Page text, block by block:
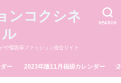
SEARCH
ンコクシネ
ル
や福袋等ファッション総合サイト
ー 2023年版11月福袋カレンダー